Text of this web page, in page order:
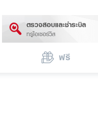
ตรวจสอบและชำระบิล
ทรูไอเซอร์วิส
ฟรี